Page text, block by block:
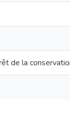
de la